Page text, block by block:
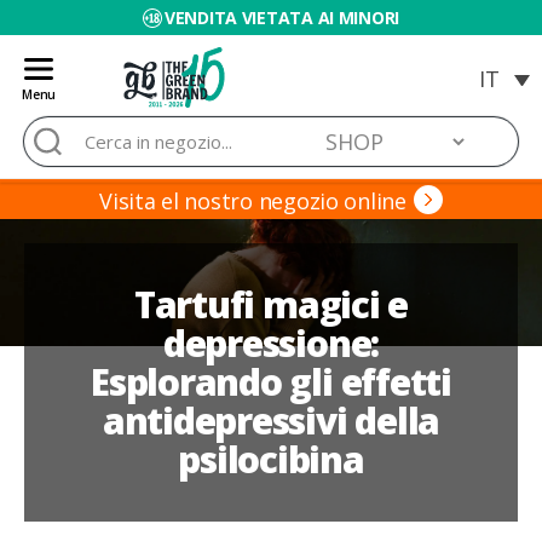
VENDITA VIETATA AI MINORI
Menu
Blog
de
Grow
Barato
Cerca:
Visita el nostro negozio online
Tartufi magici e
depressione:
Esplorando gli effetti
antidepressivi della
psilocibina